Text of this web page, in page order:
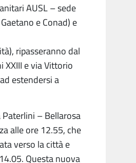
AUSL – sede
e Conad) e
ripasseranno dal
XXIII e via Vittorio
estendersi a
Paterlini – Bellarosa
alle ore 12.55, che
verso la città e
Questa nuova